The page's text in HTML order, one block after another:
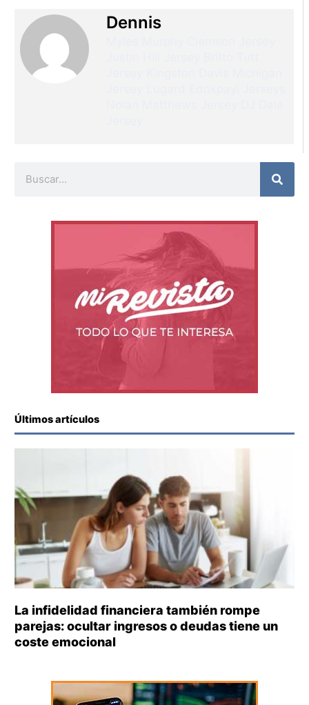
Dennis
Últimos artículos
La infidelidad financiera también rompe
parejas: ocultar ingresos o deudas tiene un
coste emocional